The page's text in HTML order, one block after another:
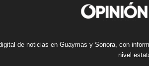
de noticias en Guaymas y Sonora, con
nivel